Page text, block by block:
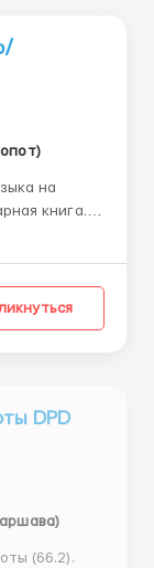
на
книга.
футболка.
DPD
(66.2).